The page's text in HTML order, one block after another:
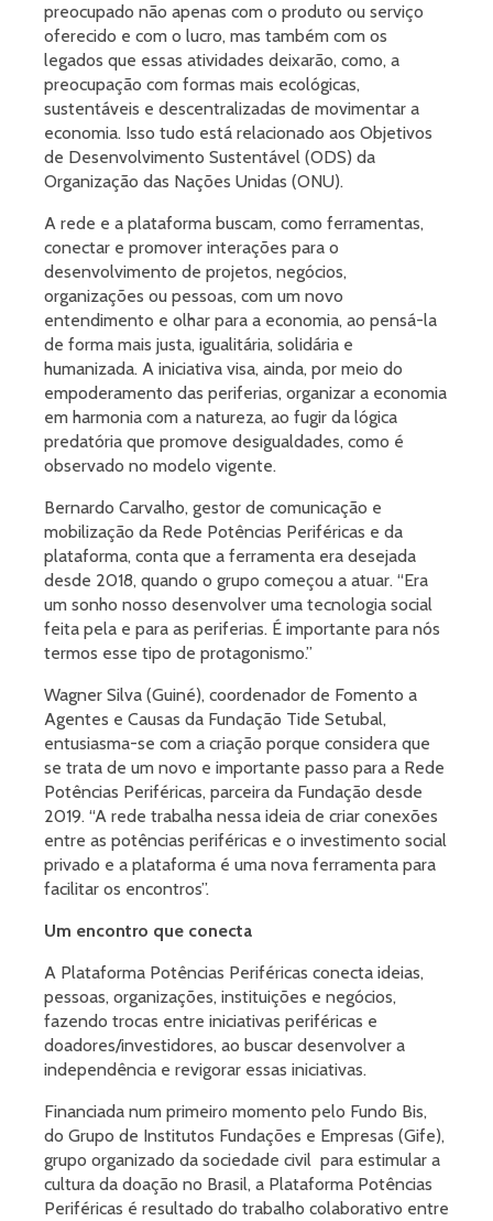
preocupado não apenas com o produto ou serviço
oferecido e com o lucro, mas também com os
legados que essas atividades deixarão, como, a
preocupação com formas mais ecológicas,
sustentáveis e descentralizadas de movimentar a
economia. Isso tudo está relacionado aos Objetivos
de Desenvolvimento Sustentável (ODS) da
Organização das Nações Unidas (ONU).
A rede e a plataforma buscam, como ferramentas,
conectar e promover interações para o
desenvolvimento de projetos, negócios,
organizações ou pessoas, com um novo
entendimento e olhar para a economia, ao pensá-la
de forma mais justa, igualitária, solidária e
humanizada. A iniciativa visa, ainda, por meio do
empoderamento das periferias, organizar a economia
em harmonia com a natureza, ao fugir da lógica
predatória que promove desigualdades, como é
observado no modelo vigente.
Bernardo Carvalho, gestor de comunicação e
mobilização da Rede Potências Periféricas e da
plataforma, conta que a ferramenta era desejada
desde 2018, quando o grupo começou a atuar. “Era
um sonho nosso desenvolver uma tecnologia social
feita pela e para as periferias. É importante para nós
termos esse tipo de protagonismo.”
Wagner Silva (Guiné), coordenador de Fomento a
Agentes e Causas da Fundação Tide Setubal,
entusiasma-se com a criação porque considera que
se trata de um novo e importante passo para a Rede
Potências Periféricas, parceira da Fundação desde
2019. “A rede trabalha nessa ideia de criar conexões
entre as potências periféricas e o investimento social
privado e a plataforma é uma nova ferramenta para
facilitar os encontros”.
Um encontro que conecta
A Plataforma Potências Periféricas conecta ideias,
pessoas, organizações, instituições e negócios,
fazendo trocas entre iniciativas periféricas e
doadores/investidores, ao buscar desenvolver a
independência e revigorar essas iniciativas.
Financiada num primeiro momento pelo Fundo Bis,
do Grupo de Institutos Fundações e Empresas (Gife),
grupo organizado da sociedade civil para estimular a
cultura da doação no Brasil, a Plataforma Potências
Periféricas é resultado do trabalho colaborativo entre